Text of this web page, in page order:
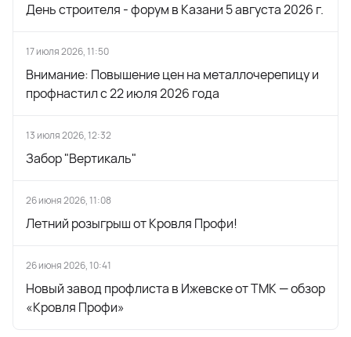
День строителя - форум в Казани 5 августа 2026 г.
17 июля 2026, 11:50
Внимание: Повышение цен на металлочерепицу и
профнастил с 22 июля 2026 года
13 июля 2026, 12:32
Забор "Вертикаль"
26 июня 2026, 11:08
Летний розыгрыш от Кровля Профи!
26 июня 2026, 10:41
Новый завод профлиста в Ижевске от ТМК — обзор
«Кровля Профи»